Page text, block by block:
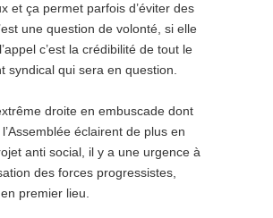
et ça permet parfois d’éviter des
une question de volonté, si elle
c’est la crédibilité de tout le
syndical qui sera en question.
droite en embuscade dont
éclairent de plus en
anti social, il y a une urgence à
des forces progressistes,
premier lieu.